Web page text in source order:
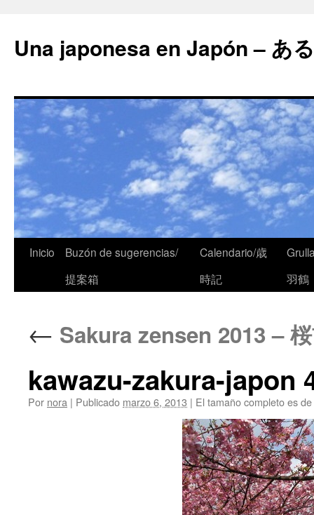
Una japonesa en Japón – あ
Inicio
Buzón de sugerencias/
提案箱
Calendario/歳
時記
羽鶴
← Sakura zensen 2013 –
kawazu-zakura-japon
Por nora | Publicado marzo 6, 2013 | El tamaño completo es de